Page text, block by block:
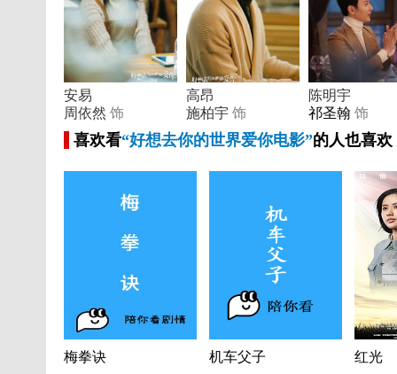
安易
周依然 饰
高昂
施柏宇 饰
陈明宇
祁圣翰 饰
喜欢看“好想去你的世界爱你电影”的人也喜欢
梅拳诀 机车父子 红光